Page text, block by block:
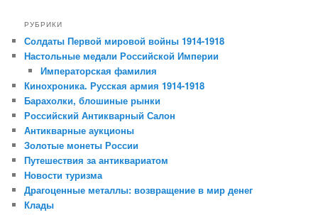
РУБРИКИ
Солдаты Первой мировой войны 1914-1918
Настольные медали Российской Империи
Императорская фамилия
Кинохроника. Русская армия 1914-1918
Барахолки, блошиные рынки
Российский Антикварный Салон
Антикварные аукционы
Золотые монеты России
Путешествия за антиквариатом
Новости туризма
Драгоценные металлы: возвращение в мир денег
Клады